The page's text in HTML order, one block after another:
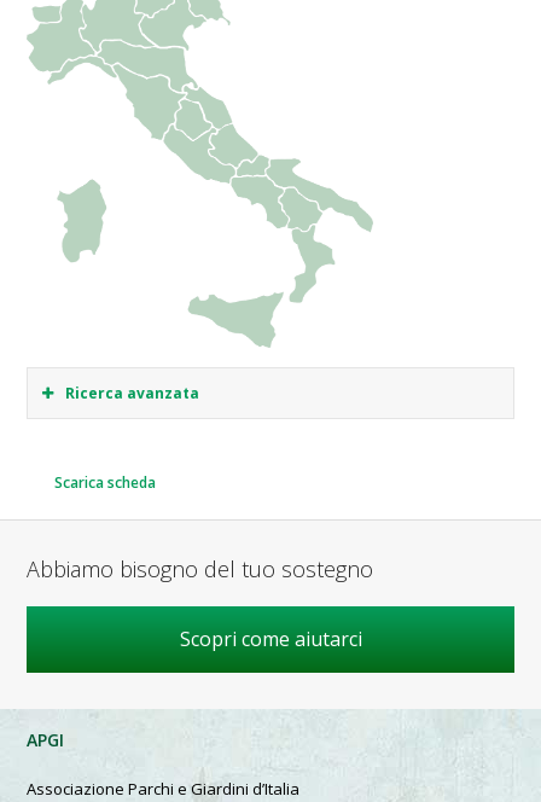
Ricerca avanzata
Scarica scheda
Abbiamo bisogno del tuo sostegno
Scopri come aiutarci
APGI
Associazione Parchi e Giardini d’Italia